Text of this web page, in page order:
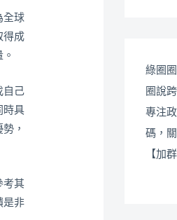
全球
得成
自己
時具
，
考其
是非
綠圈
圈說
專注
碼，
【加